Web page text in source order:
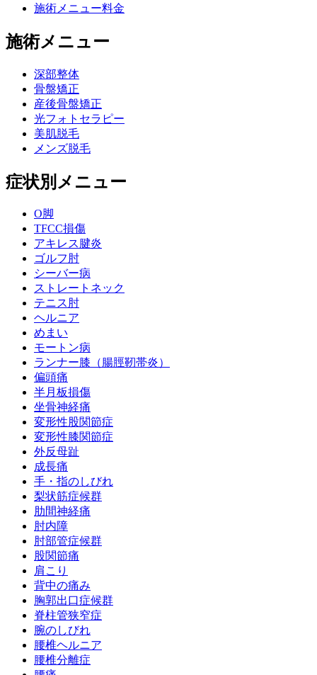
施術メニュー料金
施術メニュー
深部整体
骨盤矯正
産後骨盤矯正
光フォトセラピー
美肌脱毛
メンズ脱毛
症状別メニュー
O脚
TFCC損傷
アキレス腱炎
ゴルフ肘
シーバー病
ストレートネック
テニス肘
ヘルニア
めまい
モートン病
ランナー膝（腸脛靭帯炎）
偏頭痛
半月板損傷
坐骨神経痛
変形性股関節症
変形性膝関節症
外反母趾
成長痛
手・指のしびれ
梨状筋症候群
肋間神経痛
肘内障
肘部管症候群
股関節痛
肩こり
背中の痛み
胸郭出口症候群
脊柱管狭窄症
腕のしびれ
腰椎ヘルニア
腰椎分離症